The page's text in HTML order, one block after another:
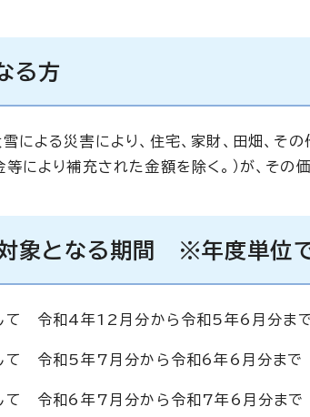
る方
による災害により、住宅、家財、田畑、そ
等により補充された金額を除く。）が、そ
象となる期間 ※年度単位で
て 令和4年12月分から令和5年6月分ま
て 令和5年7月分から令和6年6月分まで
て 令和6年7月分から令和7年6月分まで